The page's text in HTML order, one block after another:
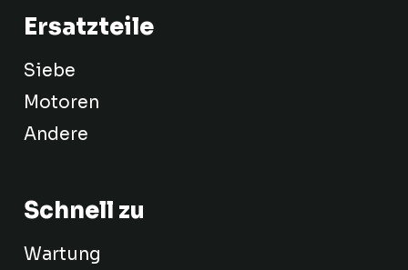
Ersatzteile
Siebe
Motoren
Andere
Schnell zu
Wartung